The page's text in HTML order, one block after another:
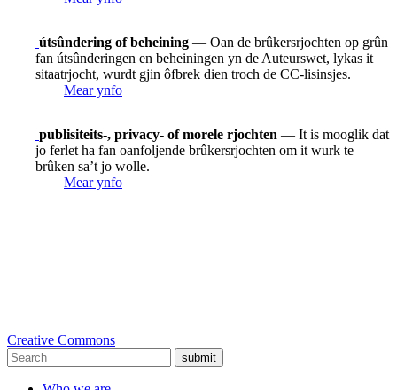
útsûndering of beheining — Oan de brûkersrjochten op grûn
fan útsûnderingen en beheiningen yn de Auteurswet, lykas it
sitaatrjocht, wurdt gjin ôfbrek dien troch de CC-lisinsjes.
Mear ynfo
publisiteits-, privacy- of morele rjochten — It is mooglik dat
jo ferlet ha fan oanfoljende brûkersrjochten om it wurk te
brûken sa’t jo wolle.
Mear ynfo
Creative Commons
submit